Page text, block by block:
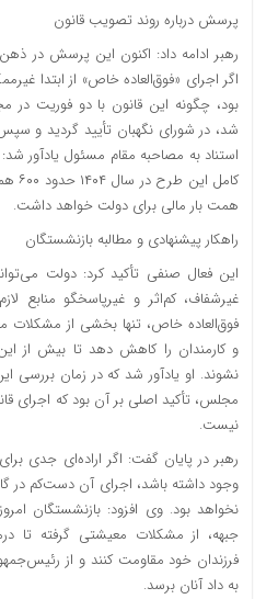
پرسش درباره روند تصویب قانون
رهبر ادامه داد: اکنون این پرسش در
اگر اجرای «فوق‌العاده خاص» از ابتدا
بود، چگونه این قانون با دو فوریت
شد، در شورای نگهبان تأیید گردید و
استناد به مصاحبه مقام مسئول یادآور
همت بار مالی برای دولت خواهد داشت.
راهکار پیشنهادی و مطالبه بازنشستگان
این فعال صنفی تأکید کرد: دولت
غیرشفاف، کم‌اثر و غیرپاسخگو منابع
فوق‌العاده خاص، تنها بخشی از مشکلات
و کارمندان را کاهش دهد تا بیش از
نشوند. او یادآور شد که در زمان بررسی
مجلس، تأکید اصلی بر آن بود که اجرای
نیست.
رهبر در پایان گفت: اگر اراده‌ای جدی
وجود داشته باشد، اجرای آن دست‌کم در
نخواهد بود. وی افزود: بازنشستگان
جبهه، از مشکلات معیشتی گرفته تا
فرزندان خود مقاومت کنند و از
به داد آنان برسد.